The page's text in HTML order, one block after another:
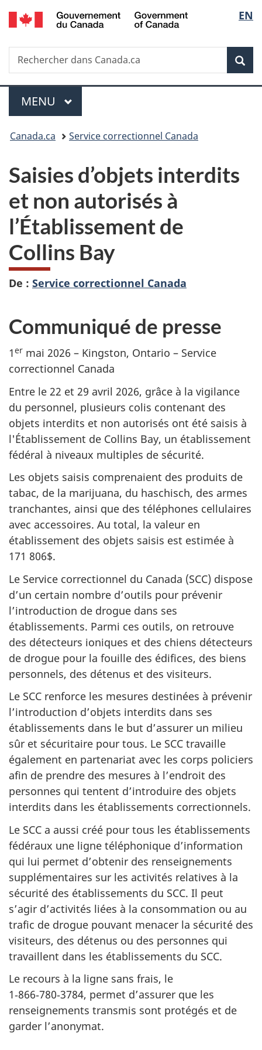
Passer
au
principal
Passer
à
Au
du
Passer
à
version
simplifiée
de
la
EN
Recherche
Rechercher
dans
Menu
MENU PRINCIPAL
Vous
ici :
Canada.ca Service correctionnel Canada
Saisies d’objets interdits
et non autorisés à
l’Établissement de
Collins Bay
De : Service correctionnel Canada
Communiqué de presse
1er mai 2026 – Kingston, Ontario – Service
correctionnel Canada
Entre le 22 et 29 avril 2026, grâce à la vigilance
du personnel, plusieurs colis contenant des
objets interdits et non autorisés ont été saisis à
l'Établissement de Collins Bay, un établissement
fédéral à niveaux multiples de sécurité.
Les objets saisis comprenaient des produits de
tabac, de la marijuana, du haschisch, des armes
tranchantes, ainsi que des téléphones cellulaires
avec accessoires. Au total, la valeur en
établissement des objets saisis est estimée à
171 806$.
Le Service correctionnel du Canada (SCC) dispose
d’un certain nombre d’outils pour prévenir
l’introduction de drogue dans ses
établissements. Parmi ces outils, on retrouve
des détecteurs ioniques et des chiens détecteurs
de drogue pour la fouille des édifices, des biens
personnels, des détenus et des visiteurs.
Le SCC renforce les mesures destinées à prévenir
l’introduction d’objets interdits dans ses
établissements dans le but d’assurer un milieu
sûr et sécuritaire pour tous. Le SCC travaille
également en partenariat avec les corps policiers
afin de prendre des mesures à l’endroit des
personnes qui tentent d’introduire des objets
interdits dans les établissements correctionnels.
Le SCC a aussi créé pour tous les établissements
fédéraux une ligne téléphonique d’information
qui lui permet d’obtenir des renseignements
supplémentaires sur les activités relatives à la
sécurité des établissements du SCC. Il peut
s’agir d’activités liées à la consommation ou au
trafic de drogue pouvant menacer la sécurité des
visiteurs, des détenus ou des personnes qui
travaillent dans les établissements du SCC.
Le recours à la ligne sans frais, le
1‑866‑780‑3784, permet d’assurer que les
renseignements transmis sont protégés et de
garder l’anonymat.